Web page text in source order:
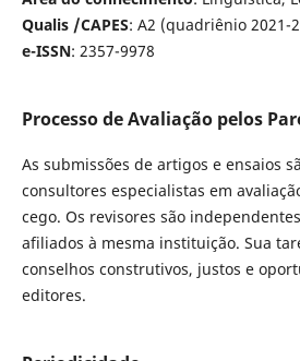
Qualis /CAPES: A2 (quadriênio 2021-
e-ISSN: 2357-9978
Processo de Avaliação pelos
As submissões de artigos e ensaios
consultores especialistas em
cego. Os revisores são
afiliados à mesma instituição. Sua
conselhos construtivos, justos e
editores.